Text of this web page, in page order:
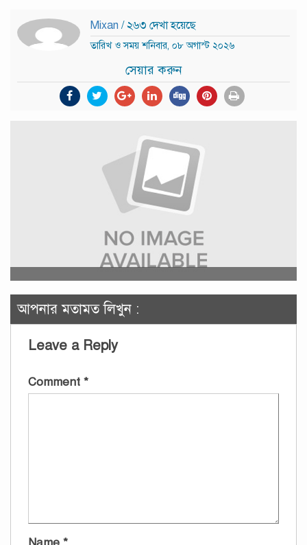
Mixan / ২৬৩ দেখা হয়েছে
তারিখ ও সময় শনিবার, ০৮ অগাস্ট ২০২৬
সেয়ার করুন
আপনার মতামত লিখুন :
Leave a Reply
Comment *